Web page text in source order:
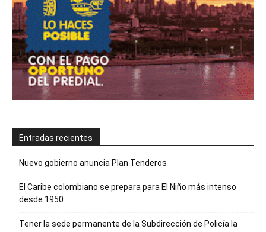
Entradas recientes
Nuevo gobierno anuncia Plan Tenderos
El Caribe colombiano se prepara para El Niño más intenso
desde 1950
Tener la sede permanente de la Subdirección de Policía la